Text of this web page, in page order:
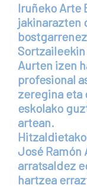
Iruñeko Arte
jakinarazten
Sortzaileekin
Aurten izen
profesional
zeregina eta
eskolako
artean.
José Ramón
arratsaldez
hartzea